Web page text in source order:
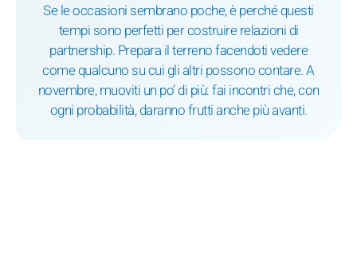
Se le occasioni sembrano poche, è perché questi
tempi sono perfetti per costruire relazioni di
partnership. Prepara il terreno facendoti vedere
come qualcuno su cui gli altri possono contare. A
novembre, muoviti un po’ di più: fai incontri che, con
ogni probabilità, daranno frutti anche più avanti.